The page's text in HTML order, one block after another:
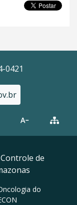
0421
de
do